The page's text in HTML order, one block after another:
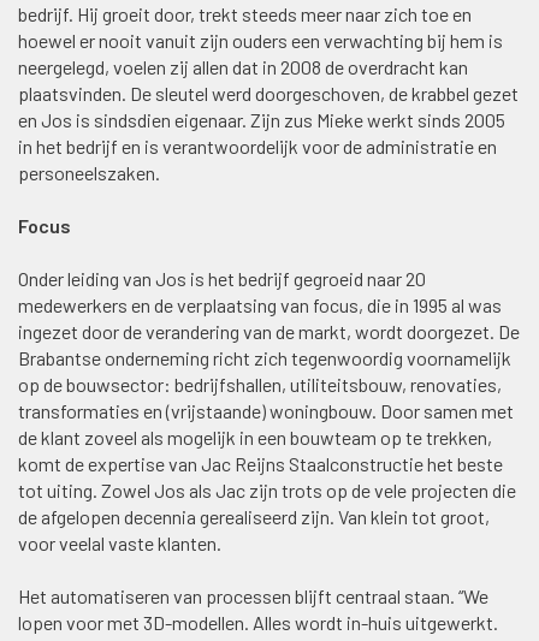
bedrijf. Hij groeit door, trekt steeds meer naar zich toe en
hoewel er nooit vanuit zijn ouders een verwachting bij hem is
neergelegd, voelen zij allen dat in 2008 de overdracht kan
plaatsvinden. De sleutel werd doorgeschoven, de krabbel gezet
en Jos is sindsdien eigenaar. Zijn zus Mieke werkt sinds 2005
in het bedrijf en is verantwoordelijk voor de administratie en
personeelszaken.
Focus
Onder leiding van Jos is het bedrijf gegroeid naar 20
medewerkers en de verplaatsing van focus, die in 1995 al was
ingezet door de verandering van de markt, wordt doorgezet. De
Brabantse onderneming richt zich tegenwoordig voornamelijk
op de bouwsector: bedrijfshallen, utiliteitsbouw, renovaties,
transformaties en (vrijstaande) woningbouw. Door samen met
de klant zoveel als mogelijk in een bouwteam op te trekken,
komt de expertise van Jac Reijns Staalconstructie het beste
tot uiting. Zowel Jos als Jac zijn trots op de vele projecten die
de afgelopen decennia gerealiseerd zijn. Van klein tot groot,
voor veelal vaste klanten.
Het automatiseren van processen blijft centraal staan. “We
lopen voor met 3D-modellen. Alles wordt in-huis uitgewerkt.